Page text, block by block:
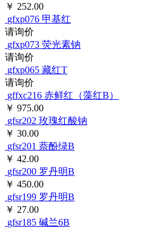
￥ 252.00
gfxp076 甲基红
请询价
gfxp073 荧光素钠
请询价
gfxp065 藏红T
请询价
gffxc216 赤鲜红（藻红B）
￥ 975.00
gfsr202 玫瑰红酸钠
￥ 30.00
gfsr201 萘酚绿B
￥ 42.00
gfsr200 罗丹明B
￥ 450.00
gfsr199 罗丹明B
￥ 27.00
gfsr185 碱兰6B